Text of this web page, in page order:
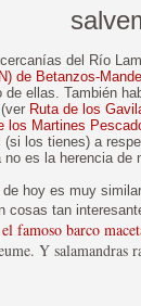
del Río
de Betanzos-
de ellas. También
(ver Ruta de los
los Martines
(si los tienes) a
no es la herencia de
de hoy es muy
cosas tan
el famoso barco
Y